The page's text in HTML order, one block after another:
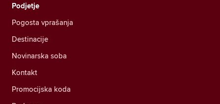
Podjetje
Pogosta vprašanja
Destinacije
Novinarska soba
Kontakt
Promocijska koda